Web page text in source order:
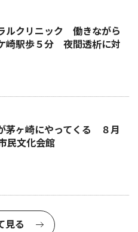
ルクリニック 働きながら
崎駅歩５分 夜間透析に対
茅ヶ崎にやってくる ８月
民文化会館
見る